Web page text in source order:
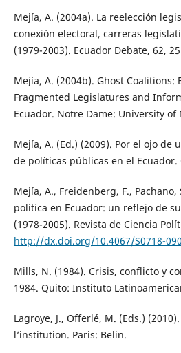
Mejía, A. (2004a). La reelección
conexión electoral, carreras
(1979-2003). Ecuador Debate, 62,
Mejía, A. (2004b). Ghost Coalitions:
Fragmented Legislatures and
Ecuador. Notre Dame: University of
Mejía, A. (Ed.) (2009). Por el ojo de
de políticas públicas en el Ecuador.
Mejía, A., Freidenberg, F., Pachano,
política en Ecuador: un reflejo de
(1978-2005). Revista de Ciencia
http://dx.doi.org/10.4067/S0718-
Mills, N. (1984). Crisis, conflicto y
1984. Quito: Instituto
Lagroye, J., Offerlé, M. (Eds.)
l’institution. Paris: Belin.